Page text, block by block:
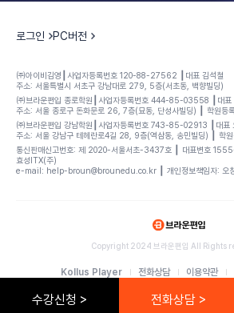
수강신청 > 전화상담 >
로그인 PC버전
㈜아이비김영┃사업자등록번호 120-88-27562 ┃대표 김석철
주소: 서울특별시 서초구 강남대로 279, 5층(서초동, 백향빌딩)
㈜브라운편입 종로학원┃사업자등록번호 444-85-03558 ┃대표
주소: 서울 종로구 돈화문로 26, 7층(묘동, 단성사빌딩) ┃ 학원등
㈜브라운편입 강남학원┃사업자등록번호 743-85-02913 ┃대표
주소: 서울 강남구 테헤란로4길 28, 9층(역삼동, 송민빌딩) ┃ 학
통신판매신고번호: 제 2020-서울서초-3437호 ┃ 대표변호
효성ITX(주)
e-mail: help-broun@brounedu.co.kr ┃ 개인정보책임자: 오
Copyright 2024 브라운편입 All Rights
Kollus Player 전화상담 이용약관